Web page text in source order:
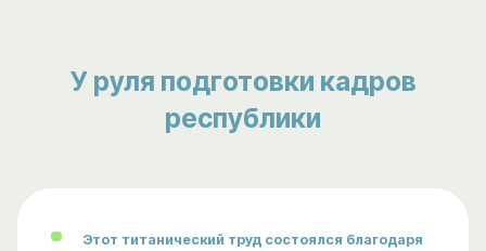
У руля подготовки кадров
республики
Этот титанический труд состоялся благодаря